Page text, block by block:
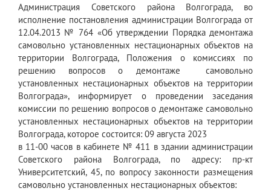
Администрация Советского района Волгограда, во
исполнение постановления администрации Волгограда от
12.04.2013 № 764 «Об утверждении Порядка демонтажа
самовольно установленных нестационарных объектов на
территории Волгограда, Положения о комиссиях по
решению вопросов о демонтаже самовольно
установленных нестационарных объектов на территории
Волгограда», информирует о проведении заседания
комиссии по решению вопросов о демонтаже самовольно
установленных нестационарных объектов на территории
Волгограда, которое состоится: 09 августа 2023
в 11-00 часов в кабинете № 411 в здании администрации
Советского района Волгограда, по адресу: пр-кт
Университетский, 45, по вопросу законности размещения
самовольно установленных нестационарных объектов: